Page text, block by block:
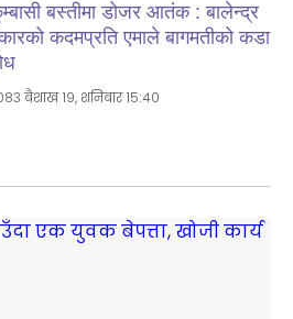
बस्तीमा डोजर आतंक : बालेन्द्र
कदमप्रति एमाले बागमतीको कडा
बैशाख १९, शनिबार १५:४०